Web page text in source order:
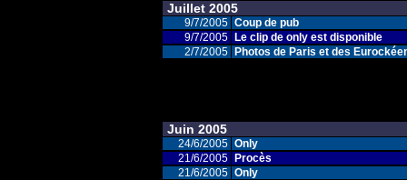
Juillet 2005
9/7/2005 Coup de pub
9/7/2005
Le clip de only est disponible
2/7/2005
Photos de Paris et des
Juin 2005
24/6/2005 Only
21/6/2005
Procès
21/6/2005 Only